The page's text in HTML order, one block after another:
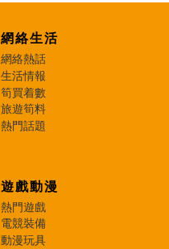
網絡生活
網絡熱話
生活情報
筍買着數
旅遊筍料
熱門話題
遊戲動漫
熱門遊戲
電競裝備
動漫玩具